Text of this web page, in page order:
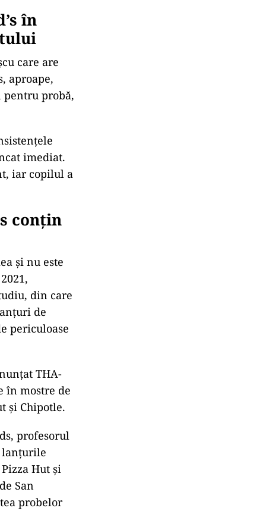
’s în
care are
aproape,
pentru probă,
imediat.
iar copilul a
conțin
și nu este
din care
de
periculoase
THA-
în mostre de
și Chipotle.
profesorul
lanțurile
Hut și
San
probelor